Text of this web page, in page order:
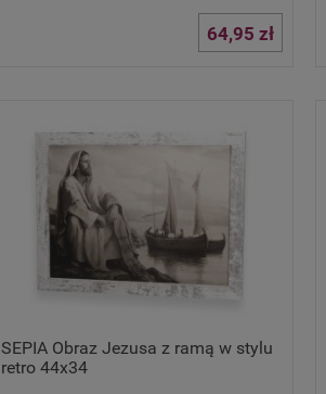
64,95 zł
SEPIA Obraz Jezusa z ramą w stylu
retro 44x34